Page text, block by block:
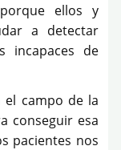
ellos y
a detectar
incapaces de
el campo de la
conseguir esa
pacientes nos